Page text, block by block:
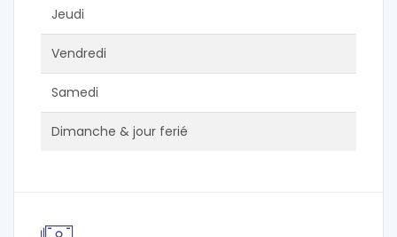
Jeudi
Vendredi
Samedi
Dimanche & jour ferié